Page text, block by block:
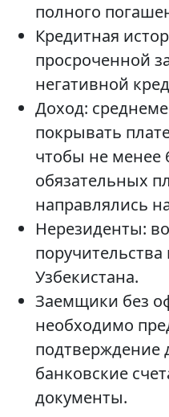
полного
Кредитная
просроченной
негативной
Доход:
покрывать
чтобы не менее
обязательных
направлялись
Нерезиденты:
Узбекистана.
Заемщики без
необходимо
подтверждение
банковские
документы.